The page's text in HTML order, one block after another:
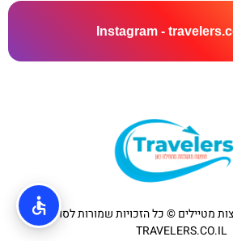
מטיילים © כל הזכויות שמורות לסוכנות
TRAVELERS.CO.IL